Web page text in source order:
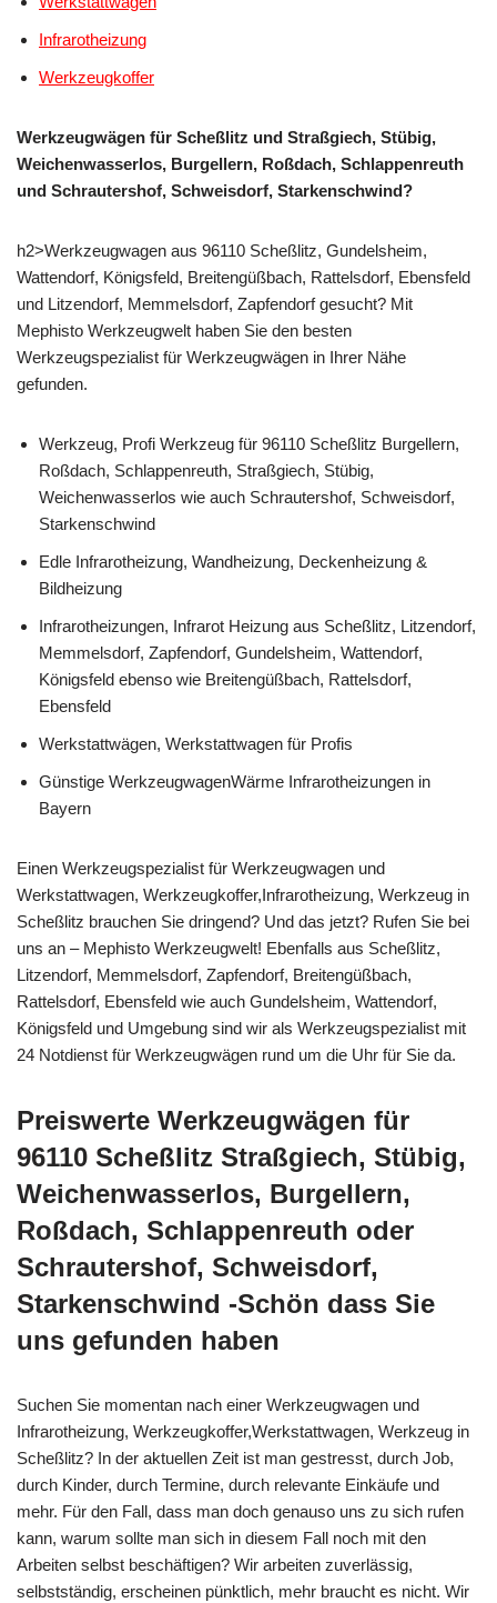
Infrarotheizung
Werkzeugkoffer
Werkzeugwägen für Scheßlitz und Straßgiech, Stübig,
Weichenwasserlos, Burgellern, Roßdach, Schlappenreuth
und Schrautershof, Schweisdorf, Starkenschwind?
h2>Werkzeugwagen aus 96110 Scheßlitz, Gundelsheim,
Wattendorf, Königsfeld, Breitengüßbach, Rattelsdorf, Ebensfeld
und Litzendorf, Memmelsdorf, Zapfendorf gesucht? Mit
Mephisto Werkzeugwelt haben Sie den besten
Werkzeugspezialist für Werkzeugwägen in Ihrer Nähe
gefunden.
Werkzeug, Profi Werkzeug für 96110 Scheßlitz Burgellern,
Roßdach, Schlappenreuth, Straßgiech, Stübig,
Weichenwasserlos wie auch Schrautershof, Schweisdorf,
Starkenschwind
Edle Infrarotheizung, Wandheizung, Deckenheizung &
Bildheizung
Infrarotheizungen, Infrarot Heizung aus Scheßlitz, Litzendorf,
Memmelsdorf, Zapfendorf, Gundelsheim, Wattendorf,
Königsfeld ebenso wie Breitengüßbach, Rattelsdorf,
Ebensfeld
Werkstattwägen, Werkstattwagen für Profis
Günstige WerkzeugwagenWärme Infrarotheizungen in
Bayern
Einen Werkzeugspezialist für Werkzeugwagen und
Werkstattwagen, Werkzeugkoffer,Infrarotheizung, Werkzeug in
Scheßlitz brauchen Sie dringend? Und das jetzt? Rufen Sie bei
uns an – Mephisto Werkzeugwelt! Ebenfalls aus Scheßlitz,
Litzendorf, Memmelsdorf, Zapfendorf, Breitengüßbach,
Rattelsdorf, Ebensfeld wie auch Gundelsheim, Wattendorf,
Königsfeld und Umgebung sind wir als Werkzeugspezialist mit
24 Notdienst für Werkzeugwägen rund um die Uhr für Sie da.
Preiswerte Werkzeugwägen für
96110 Scheßlitz Straßgiech, Stübig,
Weichenwasserlos, Burgellern,
Roßdach, Schlappenreuth oder
Schrautershof, Schweisdorf,
Starkenschwind -Schön dass Sie
uns gefunden haben
Suchen Sie momentan nach einer Werkzeugwagen und
Infrarotheizung, Werkzeugkoffer,Werkstattwagen, Werkzeug in
Scheßlitz? In der aktuellen Zeit ist man gestresst, durch Job,
durch Kinder, durch Termine, durch relevante Einkäufe und
mehr. Für den Fall, dass man doch genauso uns zu sich rufen
kann, warum sollte man sich in diesem Fall noch mit den
Arbeiten selbst beschäftigen? Wir arbeiten zuverlässig,
selbstständig, erscheinen pünktlich, mehr braucht es nicht. Wir